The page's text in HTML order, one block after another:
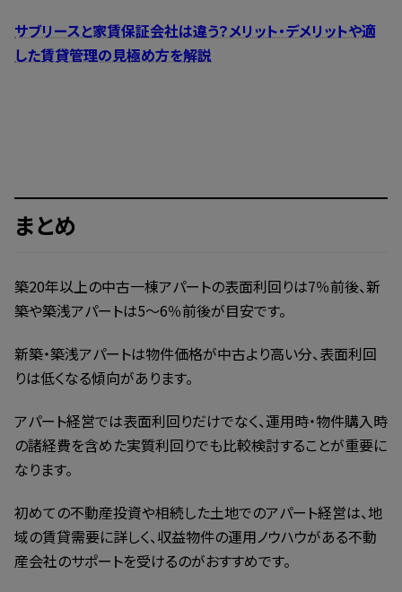
サブリースと家賃保証会社は違う？メリット・デメリットや適
した賃貸管理の見極め方を解説
まとめ
築20年以上の中古一棟アパートの表面利回りは7％前後、新
築や築浅アパートは5～6％前後が目安です。
新築・築浅アパートは物件価格が中古より高い分、表面利回
りは低くなる傾向があります。
アパート経営では表面利回りだけでなく、運用時・物件購入時
の諸経費を含めた実質利回りでも比較検討することが重要に
なります。
初めての不動産投資や相続した土地でのアパート経営は、地
域の賃貸需要に詳しく、収益物件の運用ノウハウがある不動
産会社のサポートを受けるのがおすすめです。